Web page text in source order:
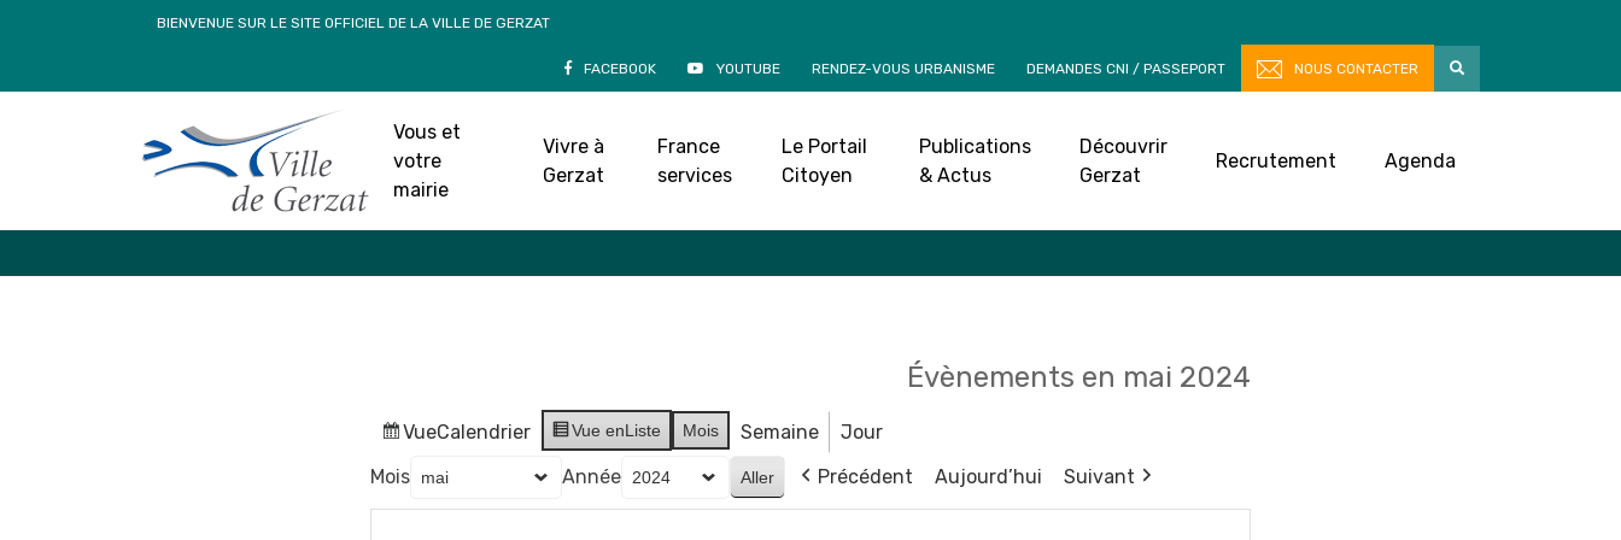
BIENVENUE SUR LE SITE OFFICIEL DE LA VILLE DE GERZAT
FACEBOOK YOUTUBE RENDEZ-VOUS URBANISME DEMANDES CNI / PASSEPORT NOUS CONTACTER
Vous et
votre
mairie
Vivre à
Gerzat
France
services
Le Portail
Citoyen
Publications
& Actus
Découvrir
Gerzat
Recrutement Agenda
Accueil»Agenda
Évènements en mai 2024
VueCalendrier Vue enListe Mois Semaine
Jour
Mois
Année Précédent Aujourd’hui Suivant